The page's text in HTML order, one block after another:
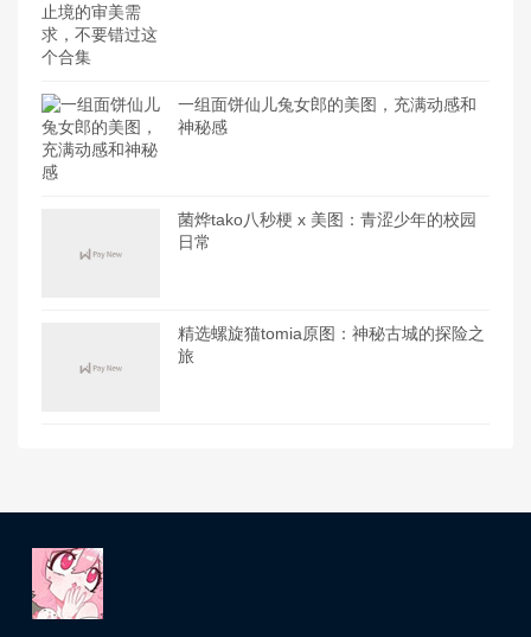
一组面饼仙儿兔女郎的美图，充满动感和
神秘感
菌烨tako八秒梗 x 美图：青涩少年的校园
日常
精选螺旋猫tomia原图：神秘古城的探险之
旅